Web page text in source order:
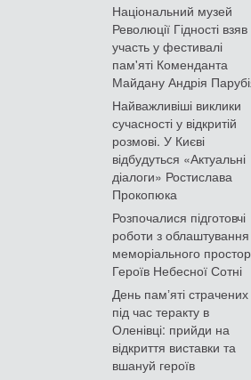
Національний музей
Революції Гідності взяв
участь у фестивалі
пам'яті Коменданта
Майдану Андрія
Найважливіші виклики
сучасності у відкритій
розмові. У Києві
відбудуться «Актуальні
діалоги» Ростислава
Прокопюка
Розпочалися підготовчі
роботи з облаштування
меморіального
Героїв Небесної Сотні
День памʼяті страчених
під час теракту в
Оленівці: прийди на
відкриття виставки та
вшануй героїв